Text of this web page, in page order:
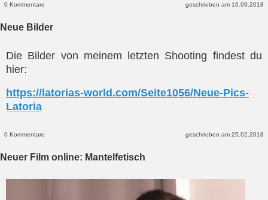
0 Kommentare geschrieben am 16.09.2018
Neue Bilder
Die Bilder von meinem letzten Shooting findest du
hier:
https://latorias-world.com/Seite1056/Neue-Pics-
Latoria
0 Kommentare geschrieben am 25.02.2018
Neuer Film online: Mantelfetisch